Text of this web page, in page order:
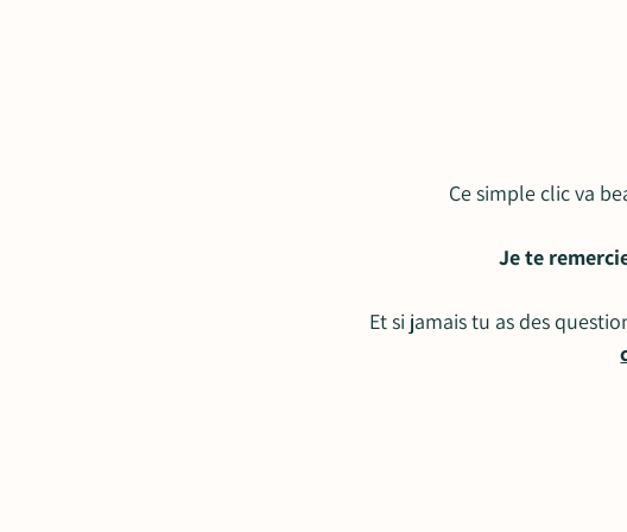
Ce simple clic va
Je te
Et si jamais tu as des